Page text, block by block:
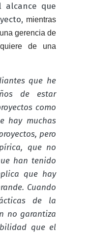
alcance que
mientras
gerencia de
de una
que he
de estar
como
hay muchas
pero
que no
han tenido
que hay
Cuando
de la
no garantiza
que el